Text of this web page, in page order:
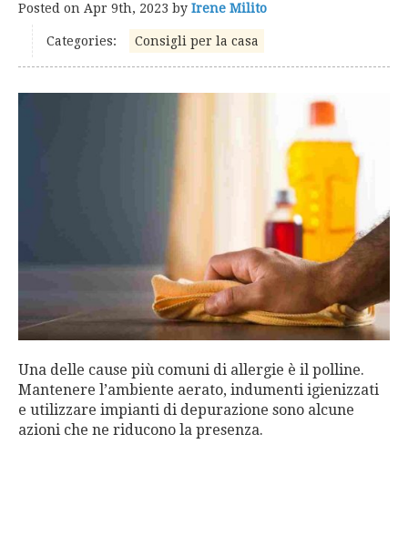
Posted on Apr 9th, 2023 by Irene Milito
Categories: Consigli per la casa
Una delle cause più comuni di allergie è il polline.
Mantenere l’ambiente aerato, indumenti igienizzati
e utilizzare impianti di depurazione sono alcune
azioni che ne riducono la presenza.